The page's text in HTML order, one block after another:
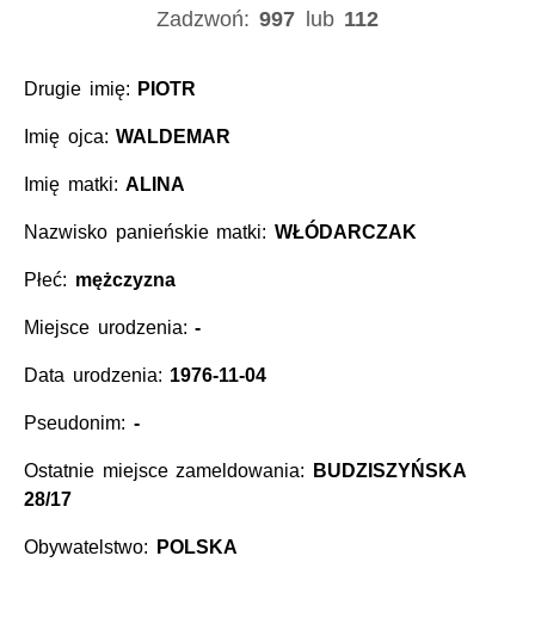
Zadzwoń:997 lub 112
Drugie imię: PIOTR
Imię ojca:WALDEMAR
Imię matki:ALINA
Nazwisko panieńskie matki: WŁÓDARCZAK
Płeć: mężczyzna
Miejsce urodzenia:-
Data urodzenia: 1976-11-04
Pseudonim: -
Ostatnie miejsce zameldowania:
BUDZISZYŃSKA
28/17
Obywatelstwo: POLSKA